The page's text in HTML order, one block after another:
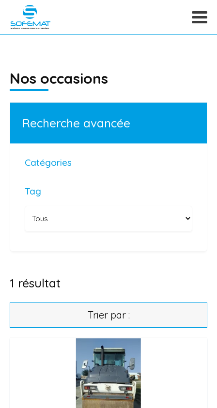
Nos occasions
Recherche avancée
Catégories
Tag
1 résultat
Trier par :